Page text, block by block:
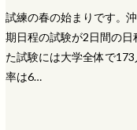
試練の春の始まりです。
期日程の試験が2日間の
た試験には大学全体で
率は6…